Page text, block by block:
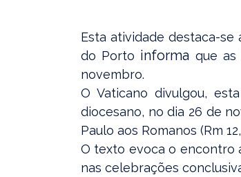
Esta atividade destaca-se
do Porto informa que as
novembro.
O Vaticano divulgou,
diocesano, no dia 26 de
Paulo aos Romanos (Rm 12,
O texto evoca o encontro
nas celebrações